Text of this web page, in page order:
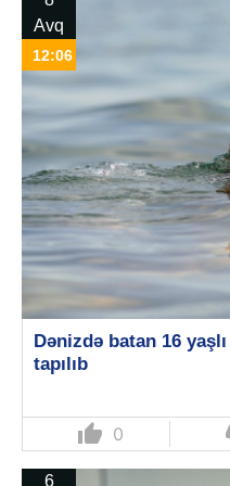
Avq
12:06
Dənizdə batan 16
tapılıb
thumb_up 0
6